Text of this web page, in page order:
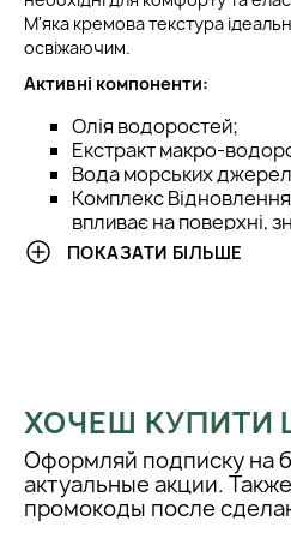
М'яка кремова текстура
освіжаючим.
Активні компоненти:
Олія водоростей;
Екстракт макро-
Вода морських
Комплекс Відновлення
впливає на поверхні,
Комплекс Релаксуючий:
ПОКАЗАТИ БІЛЬШЕ
ХОЧЕШ КУПИТИ
Оформляй подписку на
актуальные акции.
промокоды после